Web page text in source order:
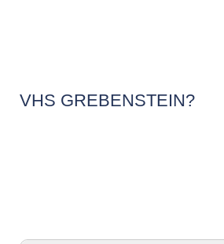
VHS GREBENSTEIN?